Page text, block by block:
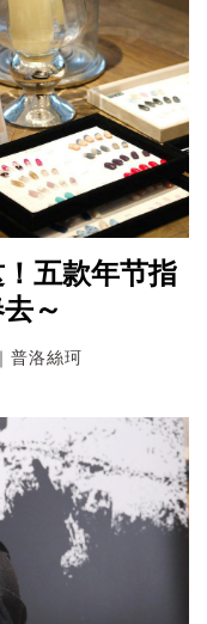
五款年节指
～
普洛絲珂